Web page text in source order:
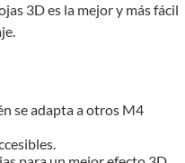
3D es la mejor y más fácil
se adapta a otros M4